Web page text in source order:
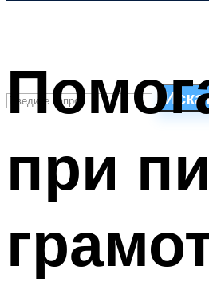
ПЛАВАНЬЕ ДЛЯ ДЕТЕЙ
ПЛАВАНЬЕ ДЛЯ ПОХУДЕНИЯ
ОЧИСТКА БАССЕЙНОВ
при